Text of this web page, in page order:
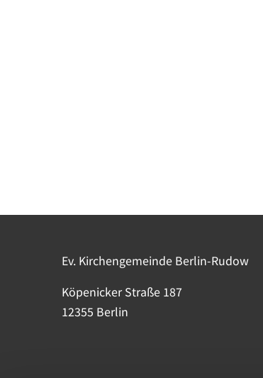
Ev. Kirchengemeinde Berlin-Rudow
Köpenicker Straße 187
12355 Berlin